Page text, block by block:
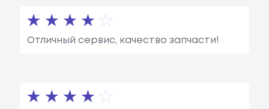
Отличный сервис, качество запчасти!